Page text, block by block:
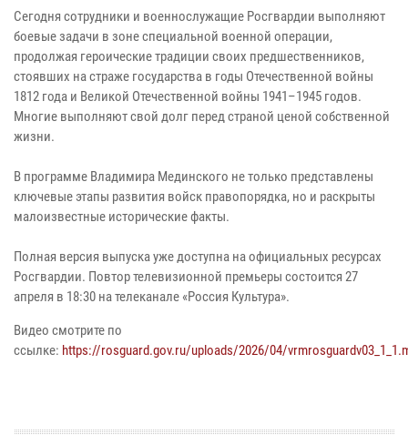
Сегодня сотрудники и военнослужащие Росгвардии выполняют
боевые задачи в зоне специальной военной операции,
продолжая героические традиции своих предшественников,
стоявших на страже государства в годы Отечественной войны
1812 года и Великой Отечественной войны 1941–1945 годов.
Многие выполняют свой долг перед страной ценой собственной
жизни.
В программе Владимира Мединского не только представлены
ключевые этапы развития войск правопорядка, но и раскрыты
малоизвестные исторические факты.
Полная версия выпуска уже доступна на официальных ресурсах
Росгвардии. Повтор телевизионной премьеры состоится 27
апреля в 18:30 на телеканале «Россия Культура».
Видео смотрите по
ссылке: https://rosguard.gov.ru/uploads/2026/04/